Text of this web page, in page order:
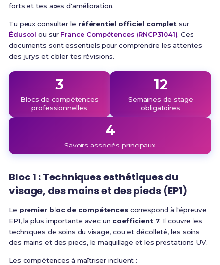
forts et tes axes d'amélioration.
Tu peux consulter le référentiel officiel complet sur
Éduscol ou sur France Compétences (RNCP31041). Ces
documents sont essentiels pour comprendre les attentes
des jurys et cibler tes révisions.
3
Blocs de compétences
professionnelles
12
Semaines de stage
obligatoires
4
Savoirs associés principaux
Bloc 1 : Techniques esthétiques du
visage, des mains et des pieds (EP1)
Le premier bloc de compétencescorrespond à l'épreuve
EP1, la plus importante avec un coefficient 7. Il couvre les
techniques de soins du visage, cou et décolleté, les soins
des mains et des pieds, le maquillage et les prestations UV.
Les compétences à maîtriser incluent :